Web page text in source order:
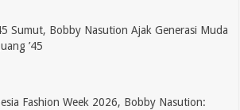
Sumut, Bobby Nasution Ajak Generasi Muda
’45
Fashion Week 2026, Bobby Nasution: